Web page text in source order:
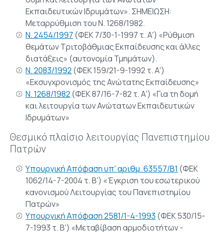
Εκπαιδευτικών Ιδρυμάτων». ΣΗΜΕΙΩΣΗ:
Μεταρρύθμιση του Ν. 1268/1982.
Ν. 2454/1997 (ΦΕΚ 7/30-1-1997 τ. Α') «Ρύθμιση
θεμάτων Τριτοβάθμιας Εκπαίδευσης και άλλες
διατάξεις» (αυτονομία Τμημάτων).
Ν. 2083/1992 (ΦΕΚ 159/21-9-1992 τ. Α')
«Εκσυγχρονισμός της Ανώτατης Εκπαίδευσης»
Ν. 1268/1982 (ΦΕΚ 87/16-7-82 τ. Α') «Για τη δομή
και λειτουργία των Ανώτατων Εκπαιδευτικών
Ιδρυμάτων»
Θεσμικό πλαίσιο λειτουργίας Πανεπιστημίου
Πατρών
Υπουργική Απόφαση υπ' αριθμ. 63557/Β1 (ΦΕΚ
1062/14-7-2004 τ. Β') «Έγκριση του εσωτερικού
κανονισμού Λειτουργίας του Πανεπιστημίου
Πατρών»
Υπουργική Απόφαση 2581/1-4-1993 (ΦΕΚ 530/15-
7-1993 τ. Β') «Μεταβίβαση αρμοδιοτήτων -